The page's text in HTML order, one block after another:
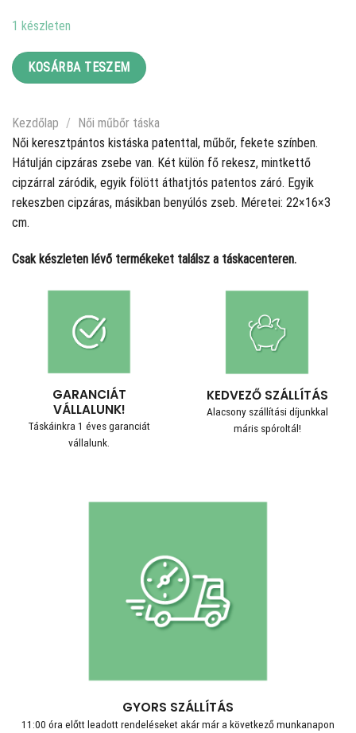
4390 Ft.
1 készleten
KOSÁRBA TESZEM
Kezdőlap / Női műbőr táska
Női keresztpántos kistáska patenttal, műbőr, fekete színben.
Hátulján cipzáras zsebe van. Két külön fő rekesz, mintkettő
cipzárral záródik, egyik fölött áthatjtós patentos záró. Egyik
rekeszben cipzáras, másikban benyúlós zseb. Méretei: 22×16×3
cm.
Csak készleten lévő termékeket találsz a táskacenteren.
GARANCIÁT
VÁLLALUNK!
Táskáinkra 1 éves garanciát
vállalunk.
KEDVEZŐ SZÁLLÍTÁS
Alacsony szállítási díjunkkal
máris spóroltál!
GYORS SZÁLLÍTÁS
11:00 óra előtt leadott rendeléseket akár már a következő munkanapon